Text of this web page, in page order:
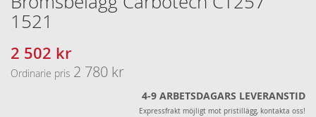
1521
Ordinarie pris 2 780 kr
Specialpris
2 502 kr
4-9 ARBETSDAGARS LEVERANSTID
Expressfrakt möjligt mot pristillägg, kontakta oss!
till
början
bildgalleriet